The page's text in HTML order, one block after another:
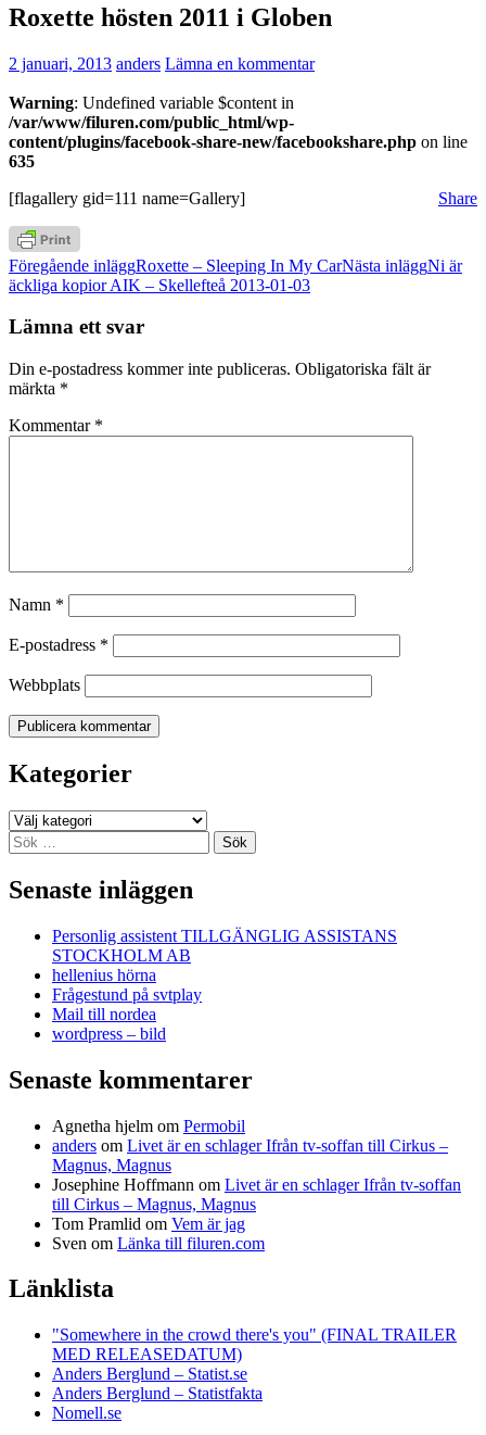
Roxette hösten 2011 i Globen
2 januari, 2013 anders Lämna en kommentar
Warning: Undefined variable $content in
/var/www/filuren.com/public_html/wp-
content/plugins/facebook-share-new/facebookshare.php on line
635
Share
[flagallery gid=111 name=Gallery]
Inläggsnavigering
Föregående inläggRoxette – Sleeping In My CarNästa inläggNi är
äckliga kopior AIK – Skellefteå 2013-01-03
Lämna ett svar
Din e-postadress kommer inte publiceras. Obligatoriska fält är
märkta *
Kommentar *
Namn *
E-postadress *
Webbplats
Kategorier
Kategorier
Sök
efter:
Senaste inläggen
Personlig assistent TILLGÄNGLIG ASSISTANS
STOCKHOLM AB
hellenius hörna
Frågestund på svtplay
Mail till nordea
wordpress – bild
Senaste kommentarer
Agnetha hjelm om Permobil
anders om Livet är en schlager Ifrån tv-soffan till Cirkus –
Magnus, Magnus
Josephine Hoffmann om Livet är en schlager Ifrån tv-soffan
till Cirkus – Magnus, Magnus
Tom Pramlid om Vem är jag
Sven om Länka till filuren.com
Länklista
"Somewhere in the crowd there's you" (FINAL TRAILER
MED RELEASEDATUM)
Anders Berglund – Statist.se
Anders Berglund – Statistfakta
Nomell.se